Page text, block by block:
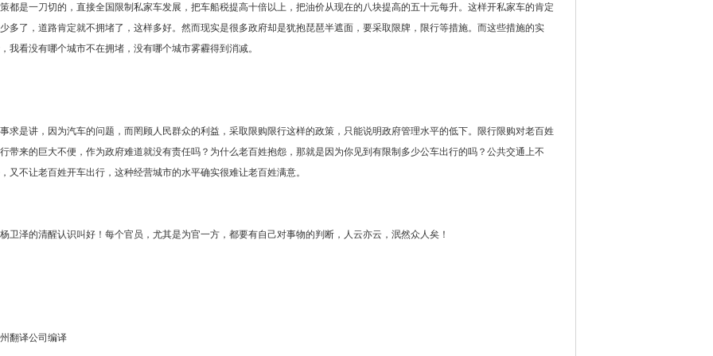
都是一刀切的，直接全国限制私家车发展，把车船税提高十倍以上，把油价从现在的八块提高的五十元每升。这样开私家车的肯定
多了，道路肯定就不拥堵了，这样多好。然而现实是很多政府却是犹抱琵琶半遮面，要采取限牌，限行等措施。而这些措施的实
我看没有哪个城市不在拥堵，没有哪个城市雾霾得到消减。
求是讲，因为汽车的问题，而罔顾人民群众的利益，采取限购限行这样的政策，只能说明政府管理水平的低下。限行限购对老百姓
带来的巨大不便，作为政府难道就没有责任吗？为什么老百姓抱怨，那就是因为你见到有限制多少公车出行的吗？公共交通上不
又不让老百姓开车出行，这种经营城市的水平确实很难让老百姓满意。
卫泽的清醒认识叫好！每个官员，尤其是为官一方，都要有自己对事物的判断，人云亦云，泯然众人矣！
翻译公司编译